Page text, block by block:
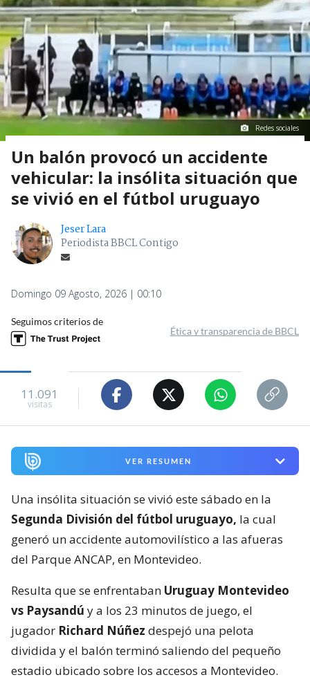
Redes sociales
Un balón provocó un accidente
vehicular: la insólita situación que
se vivió en el fútbol uruguayo
Jeser Lara
Periodista BBCL Contigo
Domingo 09 Agosto, 2026 | 00:10
Seguimos criterios de
Ética y transparencia de BBCL
11.091
visitas
VER RESUMEN
Una insólita situación se vivió este sábado en la
Segunda División del fútbol uruguayo, la cual
generó un accidente automovilístico a las afueras
del Parque ANCAP, en Montevideo.
Resulta que se enfrentaban Uruguay Montevideo
vs Paysandú y a los 23 minutos de juego, el
jugador Richard Núñez despejó una pelota
dividida y el balón terminó saliendo del pequeño
estadio ubicado sobre los accesos a Montevideo.